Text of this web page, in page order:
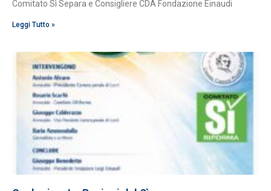
Comitato Sì Separa e Consigliere CDA Fondazione Einaudi
Leggi Tutto »